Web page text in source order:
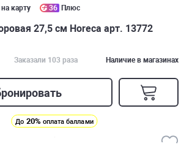
карту 36 Плюс
27,5 см Horeca арт. 13772
Заказали 103 раза Наличие в магазинах
До 20% оплата баллами